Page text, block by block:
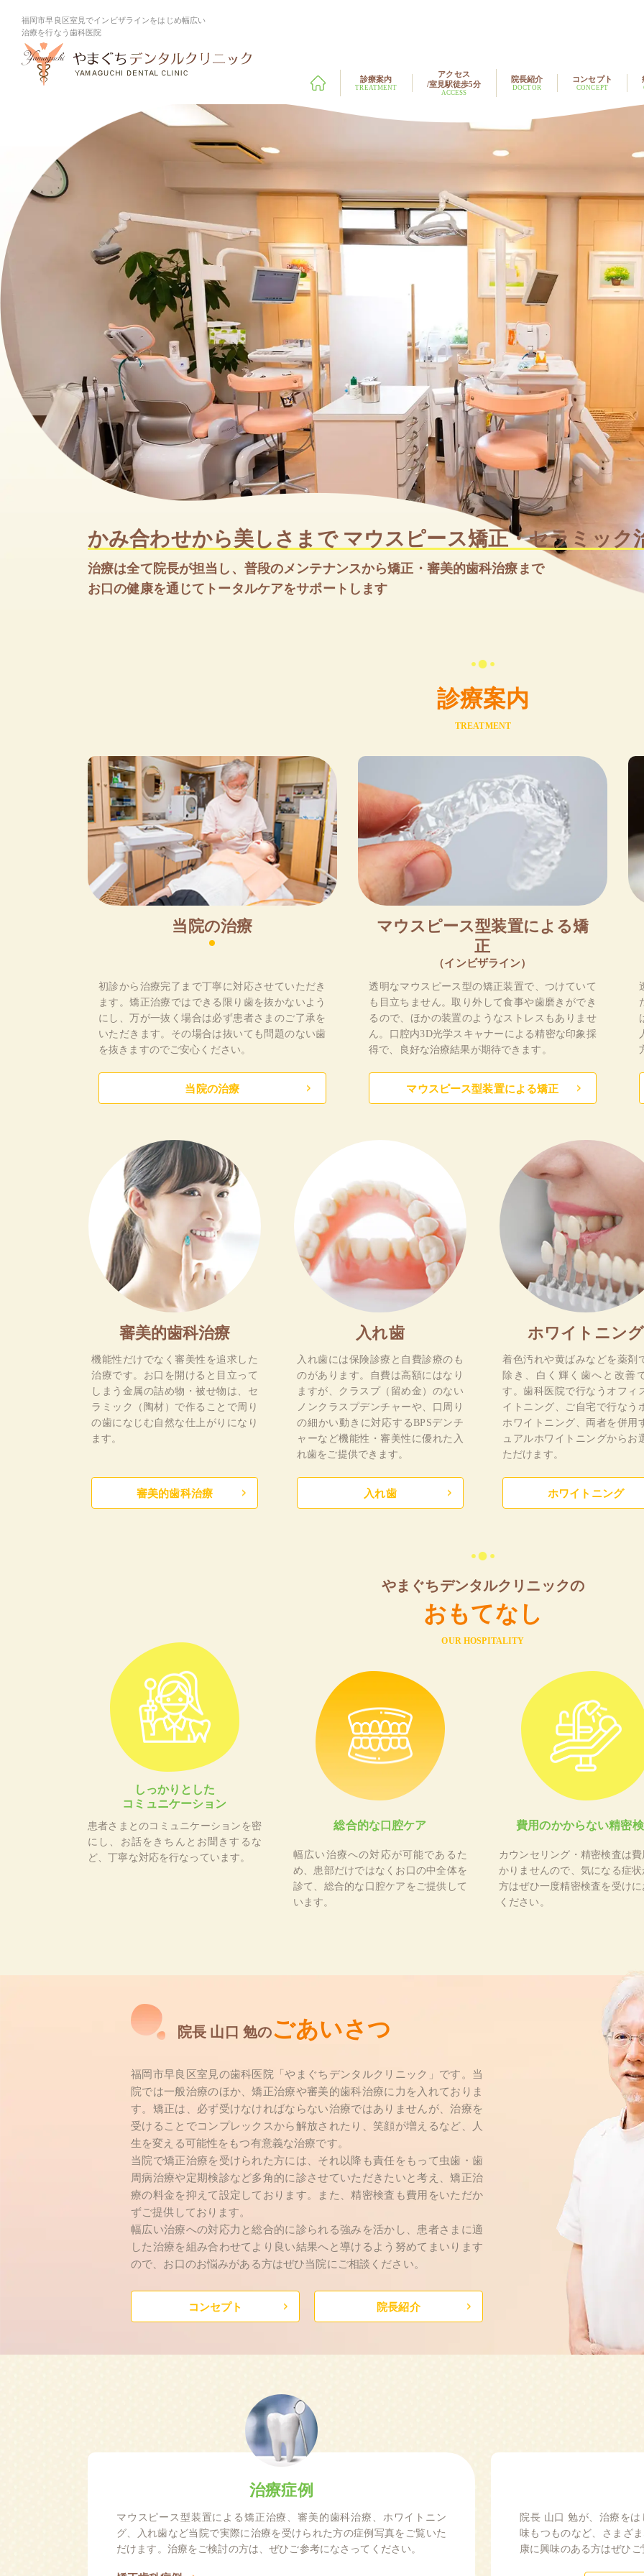
福岡市早良区室見でインビザラインをはじめ幅広い
治療を行なう歯科医院
診療案内
TREATMENT
診療案内
当院の治療
マウスピース型装着による矯正
（インビザライン）
審美的歯科治療 入れ歯 ホワイ
アクセス
/室見駅徒歩5分
ACCESS
院長紹介
DOCTOR
コンセプト
CONCEPT
症例集
かみ合わせから美しさまでマウスピース矯正・セラミック
治療は全て院長が担当し、普段のメンテナンスから矯正・審美的歯科治療まで
お口の健康を通じてトータルケアをサポートします
診療案内
TREATMENT
当院の治療
初診から治療完了まで丁寧に対応させていただき
ます。矯正治療ではできる限り歯を抜かないよう
にし、万が一抜く場合は必ず患者さまのご了承を
いただきます。その場合は抜いても問題のない歯
を抜きますのでご安心ください。
当院の治療
マウスピース型装置による矯
正
（インビザライン）
透明なマウスピース型の矯正装置で、つけていて
も目立ちません。取り外して食事や歯磨きができ
るので、ほかの装置のようなストレスもありませ
ん。口腔内3D光学スキャナーによる精密な印象採
得で、良好な治療結果が期待できます。
マウスピース型装置による矯正
審美的歯科治療
機能性だけでなく審美性を追求した
治療です。お口を開けると目立って
しまう金属の詰め物・被せ物は、セ
ラミック（陶材）で作ることで周り
の歯になじむ自然な仕上がりになり
ます。
審美的歯科治療
入れ歯
入れ歯には保険診療と自費診療のも
のがあります。自費は高額にはなり
ますが、クラスプ（留め金）のない
ノンクラスプデンチャーや、口周り
の細かい動きに対応するBPSデンチ
ャーなど機能性・審美性に優れた入
れ歯をご提供できます。
入れ歯
ホワイトニング
着色汚れや黄ばみなどを薬剤
除き、白く輝く歯へと改善
す。歯科医院で行なうオフィ
イトニング、ご自宅で行なう
ホワイトニング、両者を併用
ュアルホワイトニングからお
ただけます。
ホワイトニング
やまぐちデンタルクリニックの
おもてなし
OUR HOSPITALITY
しっかりとした
コミュニケーション
患者さまとのコミュニケーションを密
にし、お話をきちんとお聞きするな
ど、丁寧な対応を行なっています。
総合的な口腔ケア
幅広い治療への対応が可能であるた
め、患部だけではなくお口の中全体を
診て、総合的な口腔ケアをご提供して
います。
費用のかからない精密
カウンセリング・精密検査は
かりませんので、気になる症
方はぜひ一度精密検査を受け
ください。
院長 山口 勉のごあいさつ
福岡市早良区室見の歯科医院「やまぐちデンタルクリニック」です。当
院では一般治療のほか、矯正治療や審美的歯科治療に力を入れておりま
す。矯正は、必ず受けなければならない治療ではありませんが、治療を
受けることでコンプレックスから解放されたり、笑顔が増えるなど、人
生を変える可能性をもつ有意義な治療です。
当院で矯正治療を受けられた方には、それ以降も責任をもって虫歯・歯
周病治療や定期検診など多角的に診させていただきたいと考え、矯正治
療の料金を抑えて設定しております。また、精密検査も費用をいただか
ずご提供しております。
幅広い治療への対応力と総合的に診られる強みを活かし、患者さまに適
した治療を組み合わせてより良い結果へと導けるよう努めてまいります
ので、お口のお悩みがある方はぜひ当院にご相談ください。
コンセプト 院長紹介
治療症例
マウスピース型装置による矯正治療、審美的歯科治療、ホワイトニン
グ、入れ歯など当院で実際に治療を受けられた方の症例写真をご覧いた
だけます。治療をご検討の方は、ぜひご参考になさってください。
院長 山口 勉が、治療を
味もつものなど、さまざ
康に興味のある方はぜひ